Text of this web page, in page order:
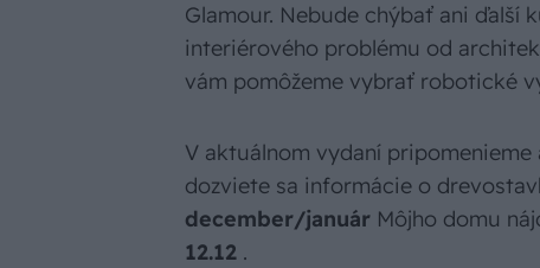
Glamour. Nebude chýbať ani ďalší
interiérového problému od
vám pomôžeme vybrať robotické
V aktuálnom vydaní
dozviete sa informácie o
december/január Môjho domu
12.12 .